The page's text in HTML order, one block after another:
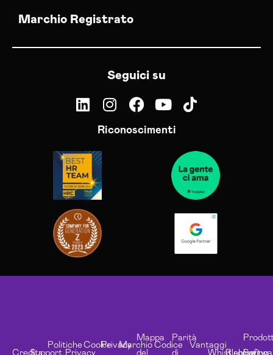
Marchio Registrato
Seguici su
Riconoscimenti
CreditsSupport
Politiche
Privacy
CookiePrivacyMarchio
Mappa
del
Codice
Parità
di
Vantaggi
Whistleblowing
Risorse